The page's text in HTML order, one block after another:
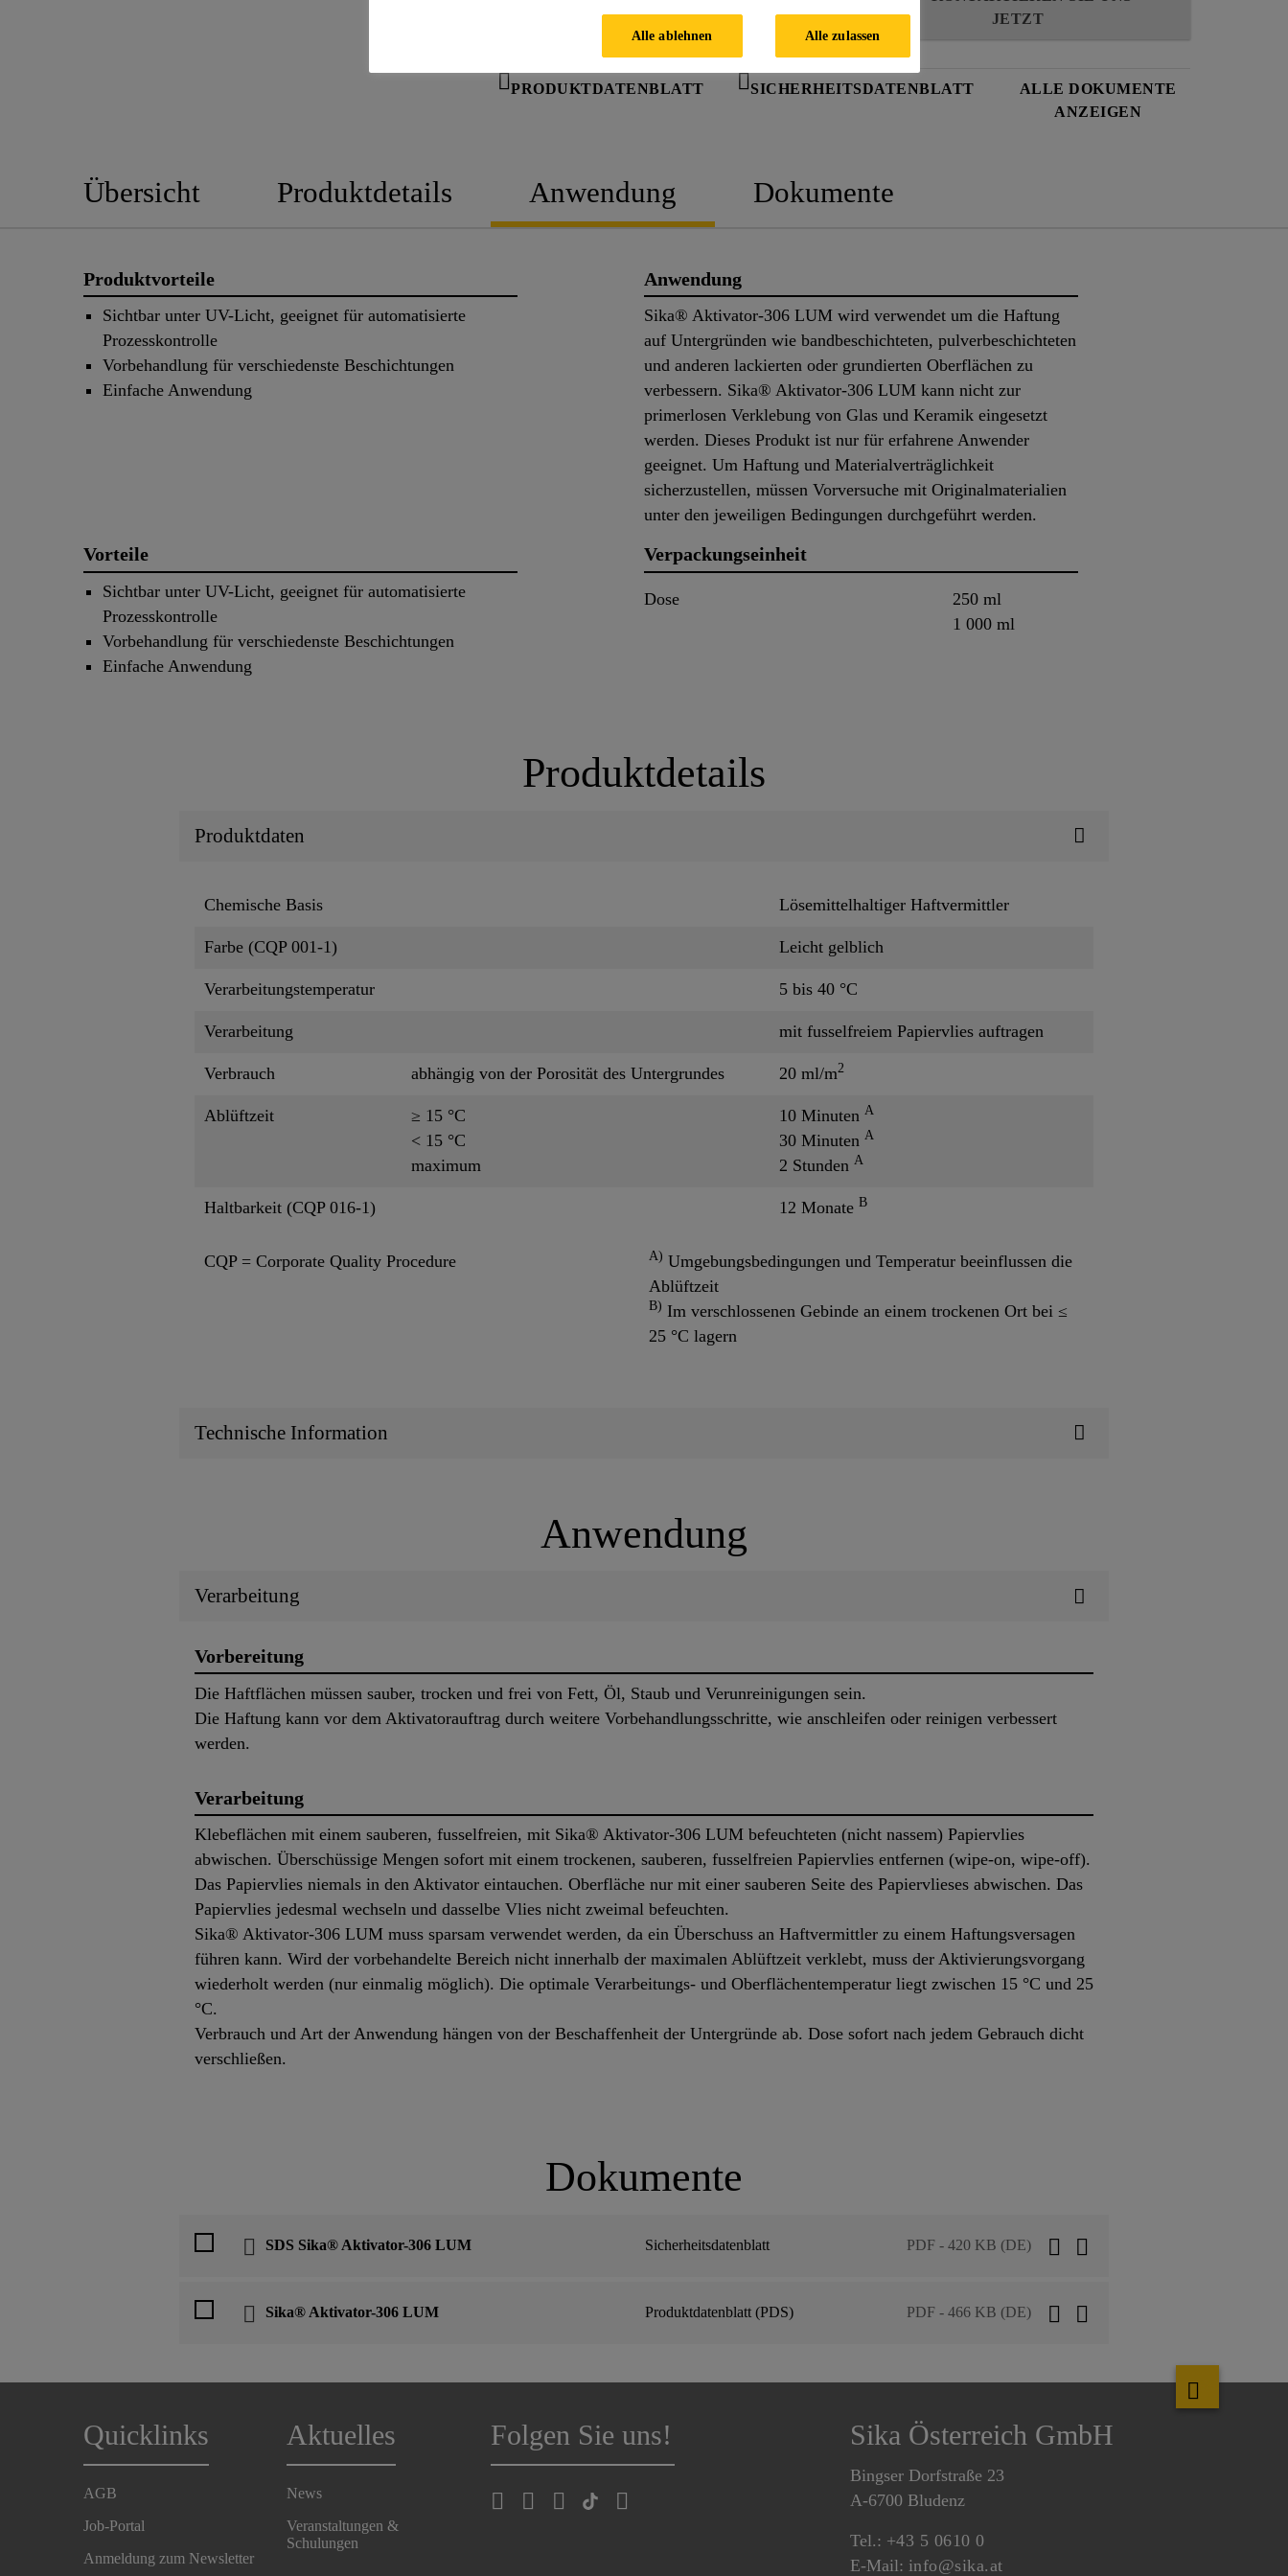
BERATER
JETZT
PRODUKTDATENBLATT SICHERHEITSDATENBLATT
ALLE DOKUMENTE
ANZEIGEN
Übersicht Produktdetails Anwendung Dokumente
Produktvorteile
Sichtbar unter UV-Licht, geeignet für automatisierte
Prozesskontrolle
Vorbehandlung für verschiedenste Beschichtungen
Einfache Anwendung
Anwendung
Sika® Aktivator-306 LUM wird verwendet um die Haftung
auf Untergründen wie bandbeschichteten, pulverbeschichteten
und anderen lackierten oder grundierten Oberflächen zu
verbessern. Sika® Aktivator-306 LUM kann nicht zur
primerlosen Verklebung von Glas und Keramik eingesetzt
werden. Dieses Produkt ist nur für erfahrene Anwender
geeignet. Um Haftung und Materialverträglichkeit
sicherzustellen, müssen Vorversuche mit Originalmaterialien
unter den jeweiligen Bedingungen durchgeführt werden.
Vorteile
Sichtbar unter UV-Licht, geeignet für automatisierte
Prozesskontrolle
Vorbehandlung für verschiedenste Beschichtungen
Einfache Anwendung
Verpackungseinheit
Dose
250 ml
1 000 ml
Produktdetails
Produktdaten
Chemische Basis Lösemittelhaltiger Haftvermittler
Farbe (CQP 001-1) Leicht gelblich
Verarbeitungstemperatur 5 bis 40 °C
Verarbeitung mit fusselfreiem Papiervlies auftragen
Verbrauch abhängig von der Porosität des Untergrundes 20 ml/m2
Ablüftzeit
≥ 15 °C
< 15 °C
maximum
10 Minuten A
30 Minuten A
2 Stunden A
Haltbarkeit (CQP 016-1) 12 Monate B
CQP = Corporate Quality Procedure A) Umgebungsbedingungen und Temperatur beeinflussen die
Ablüftzeit
B) Im verschlossenen Gebinde an einem trockenen Ort bei ≤
25 °C lagern
Technische Information
Anwendung
Verarbeitung
Vorbereitung
Die Haftflächen müssen sauber, trocken und frei von Fett, Öl, Staub und Verunreinigungen sein.
Die Haftung kann vor dem Aktivatorauftrag durch weitere Vorbehandlungsschritte, wie anschleifen oder reinigen verbessert
werden.
Verarbeitung
Klebeflächen mit einem sauberen, fusselfreien, mit Sika® Aktivator-306 LUM befeuchteten (nicht nassem) Papiervlies
abwischen. Überschüssige Mengen sofort mit einem trockenen, sauberen, fusselfreien Papiervlies entfernen (wipe-on, wipe-off).
Das Papiervlies niemals in den Aktivator eintauchen. Oberfläche nur mit einer sauberen Seite des Papiervlieses abwischen. Das
Papiervlies jedesmal wechseln und dasselbe Vlies nicht zweimal befeuchten.
Sika® Aktivator-306 LUM muss sparsam verwendet werden, da ein Überschuss an Haftvermittler zu einem Haftungsversagen
führen kann. Wird der vorbehandelte Bereich nicht innerhalb der maximalen Ablüftzeit verklebt, muss der Aktivierungsvorgang
wiederholt werden (nur einmalig möglich). Die optimale Verarbeitungs- und Oberflächentemperatur liegt zwischen 15 °C und 25
°C.
Verbrauch und Art der Anwendung hängen von der Beschaffenheit der Untergründe ab. Dose sofort nach jedem Gebrauch dicht
verschließen.
Dokumente
SDS Sika® Aktivator-306 LUM Sicherheitsdatenblatt PDF - 420 KB (DE)
Sika® Aktivator-306 LUM Produktdatenblatt (PDS) PDF - 466 KB (DE)
Quicklinks
AGB
Job-Portal
Anmeldung zum Newsletter
Aktuelles
News
Veranstaltungen &
Schulungen
Folgen Sie uns! Sika Österreich GmbH
Bingser Dorfstraße 23
A-6700 Bludenz
Tel.: +43 5 0610 0
E-Mail: info@sika.at
Alle ablehnen Alle zulassen